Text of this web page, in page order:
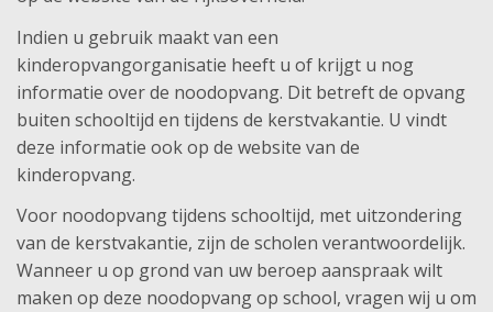
Indien u gebruik maakt van een
kinderopvangorganisatie heeft u of krijgt u nog
informatie over de noodopvang. Dit betreft de opvang
buiten schooltijd en tijdens de kerstvakantie. U vindt
deze informatie ook op de website van de
kinderopvang.
Voor noodopvang tijdens schooltijd, met uitzondering
van de kerstvakantie, zijn de scholen verantwoordelijk.
Wanneer u op grond van uw beroep aanspraak wilt
maken op deze noodopvang op school, vragen wij u om